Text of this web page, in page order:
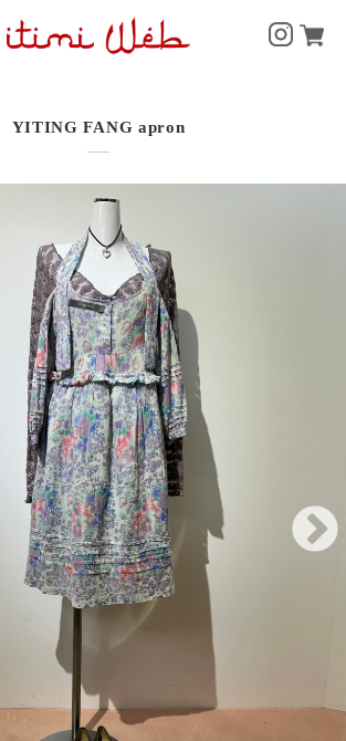
YITING FANG apron